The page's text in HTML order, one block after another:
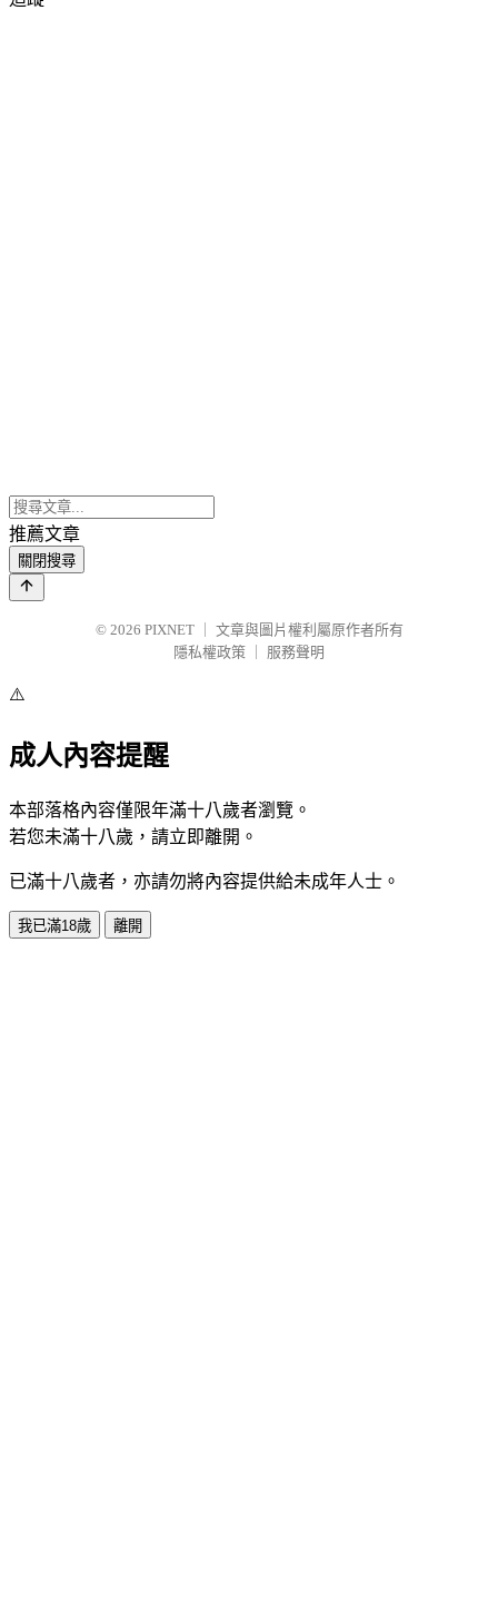
推薦文章
關閉搜尋
© 2026 PIXNET
文章與圖片權利屬原作者所有
隱私權政策
服務聲明
⚠️
成人內容提醒
本部落格內容僅限年滿十八歲者瀏覽。
若您未滿十八歲，請立即離開。
已滿十八歲者，亦請勿將內容提供給未成年人士。
我已滿18歲 離開